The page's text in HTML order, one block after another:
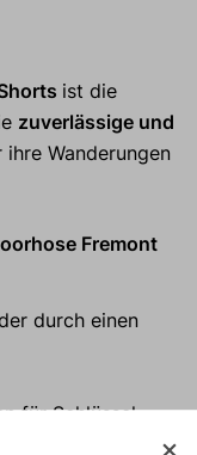
ist die
zuverlässige und
ihre Wanderungen
Fremont
durch einen
für Schlüssel,